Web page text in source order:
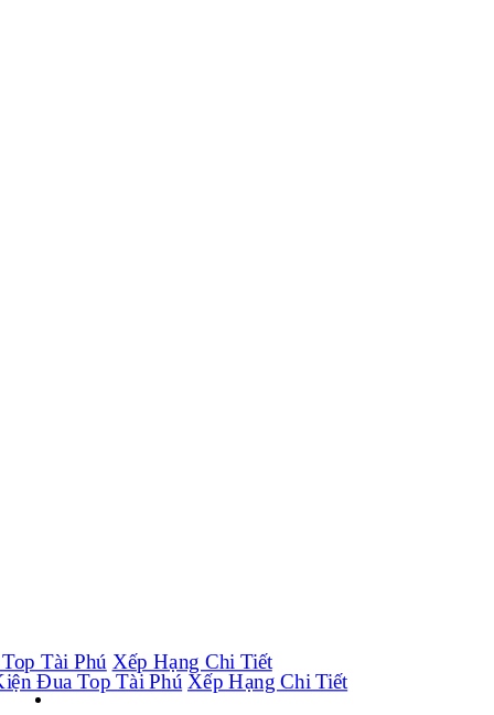
Tài Phú Xếp Hạng Chi Tiết
Đua Top Tài Phú Xếp Hạng Chi Tiết